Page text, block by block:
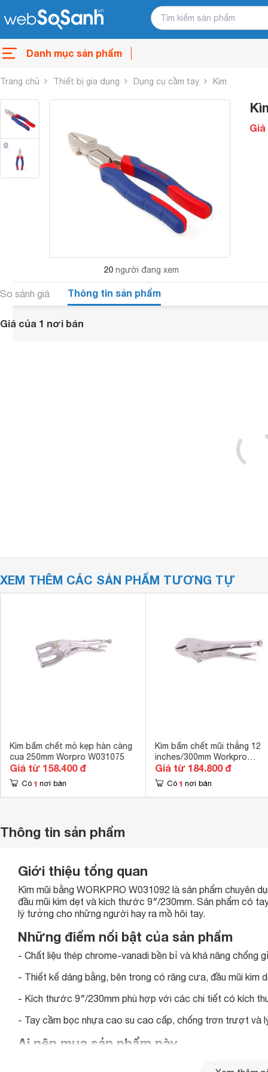
Danh mục sản phẩm
Trang chủ Thiết bị gia dụng Dụng cụ cầm tay Kìm
20 người đang xem
So sánh giá Thông tin sản phẩm
Giá của 1 nơi bán
XEM THÊM CÁC SẢN PHẨM TƯƠNG TỰ
Kìm bấm chết mỏ kẹp hàn càng
cua 250mm Worpro W031075
Giá từ 158.400 đ
Có 1 nơi bán
Kìm bấm chết mũi thẳng 12
inches/300mm Workpro
W031069
Giá từ 184.800 đ
Có 1 nơi bán
Thông tin sản phẩm
Giới thiệu tổng quan
Kìm mũi bằng WORKPRO W031092 là sản phẩm chuyên
đầu mũi kìm dẹt và kích thước 9″/230mm. Sản phẩm có
lý tưởng cho những người hay ra mồ hôi tay.
Những điểm nổi bật của sản phẩm
- Chất liệu thép chrome-vanadi bền bỉ và khả năng chống
- Thiết kế dáng bằng, bên trong có răng cưa, đầu mũi
- Kích thước 9″/230mm phù hợp với các chi tiết có kích
- Tay cầm bọc nhựa cao su cao cấp, chống trơn trượt và
Ai nên mua sản phẩm này